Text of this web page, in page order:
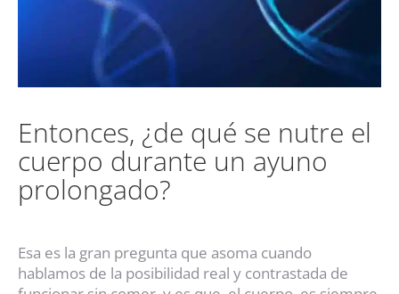
Entonces, ¿de qué se nutre el
cuerpo durante un ayuno
prolongado?
Esa es la gran pregunta que asoma cuando
hablamos de la posibilidad real y contrastada de